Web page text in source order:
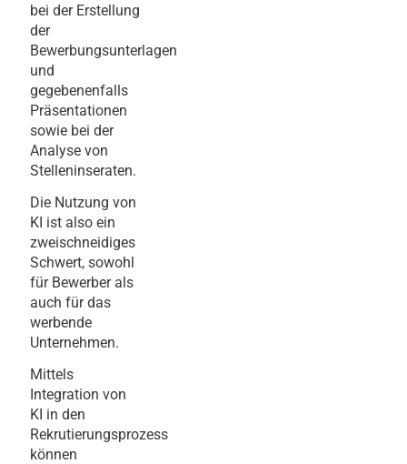
bei der Erstellung
der
Bewerbungsunterlagen
und
gegebenenfalls
Präsentationen
sowie bei der
Analyse von
Stelleninseraten.
Die Nutzung von
KI ist also ein
zweischneidiges
Schwert, sowohl
für Bewerber als
auch für das
werbende
Unternehmen.
Mittels
Integration von
KI in den
Rekrutierungsprozess
können